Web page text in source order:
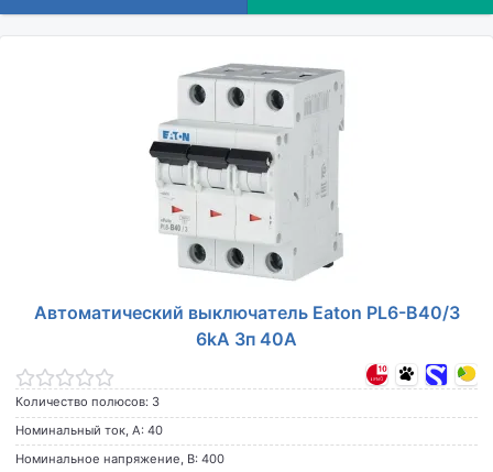
Автоматический выключатель Eaton PL6-B40/3
6kA 3п 40A
Количество полюсов: 3
Номинальный ток, А: 40
Номинальное напряжение, В: 400